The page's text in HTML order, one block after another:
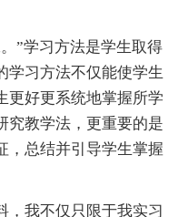
”学习方法是学生取得
学习方法不仅能使学生
更好更系统地掌握所学
究教学法，更重要的是
，总结并引导学生掌握
我不仅只限于我实习